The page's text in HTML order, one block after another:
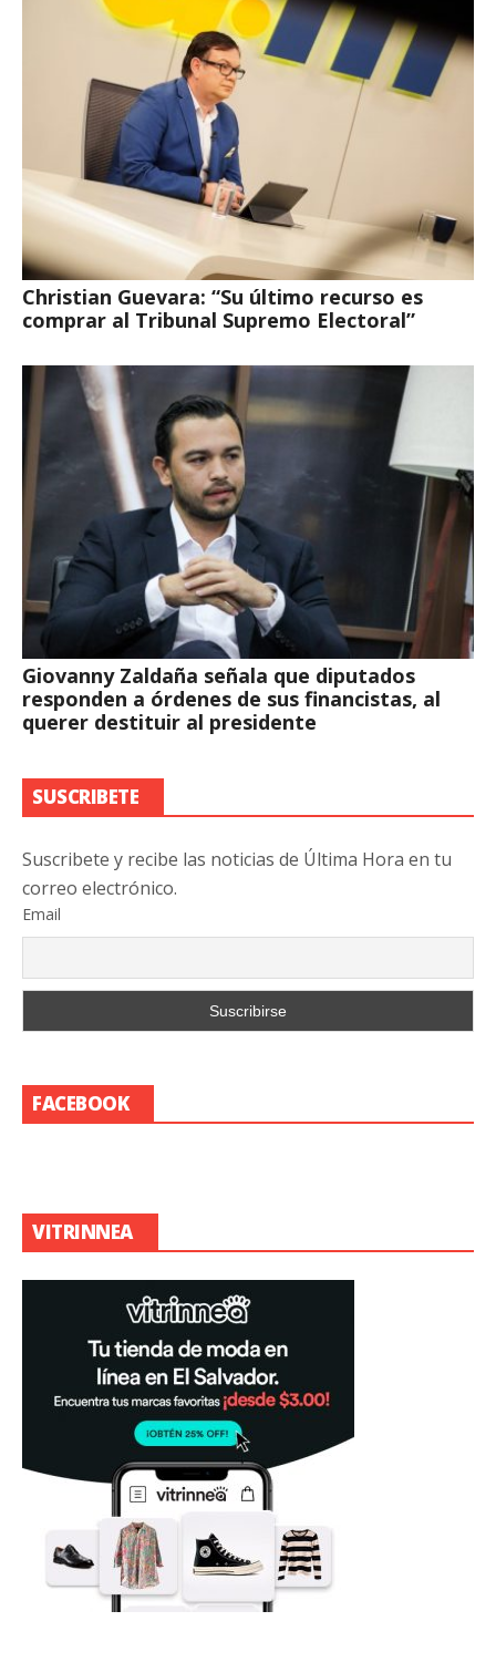
Christian Guevara: “Su último recurso es
comprar al Tribunal Supremo Electoral”
Giovanny Zaldaña señala que diputados
responden a órdenes de sus financistas, al
querer destituir al presidente
SUSCRIBETE
Suscribete y recibe las noticias de Última Hora en tu
correo electrónico.
Email
FACEBOOK
VITRINNEA